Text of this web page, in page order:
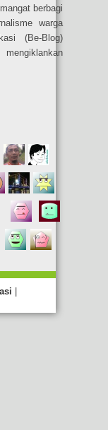
berbagi
warga
(Be-Blog)